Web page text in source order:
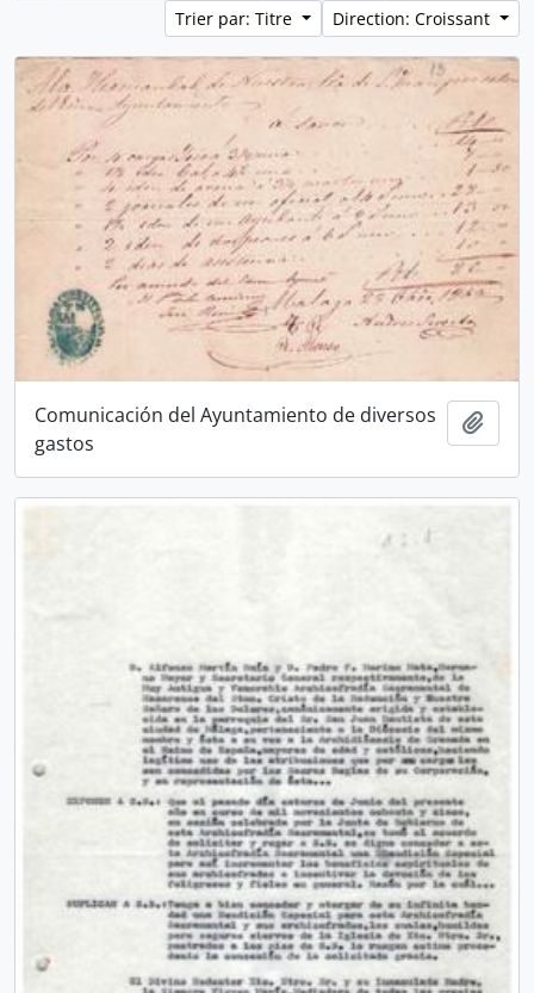
Trier par: Titre
Direction: Croissant
Comunicación del Ayuntamiento de diversos
gastos